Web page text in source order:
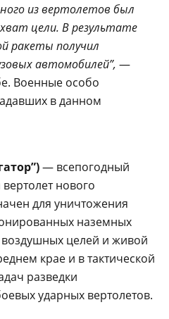
из вертолетов был
цели. В результате
ракеты получил
автомобилей”, —
Военные особо
в данном
— всепогодный
нового
для уничтожения
наземных
целей и живой
крае и в тактической
разведки
ударных вертолетов.